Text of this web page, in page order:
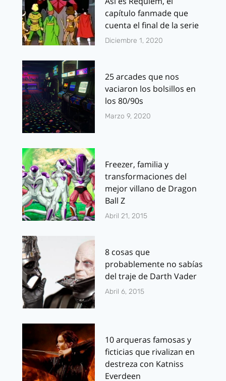
capítulo fanmade que
cuenta el final de la serie
Diciembre 1, 2020
25 arcades que nos
vaciaron los bolsillos en
los 80/90s
Marzo 9, 2020
Freezer, familia y
transformaciones del
mejor villano de Dragon
Ball Z
Abril 21, 2015
8 cosas que
probablemente no sabías
del traje de Darth Vader
Abril 6, 2015
10 arqueras famosas y
ficticias que rivalizan en
destreza con Katniss
Everdeen